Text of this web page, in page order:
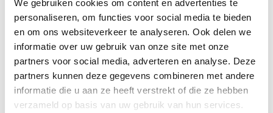
We gebruiken cookies om content en advertenties te
personaliseren, om functies voor social media te bieden
en om ons websiteverkeer te analyseren. Ook delen we
informatie over uw gebruik van onze site met onze
partners voor social media, adverteren en analyse. Deze
partners kunnen deze gegevens combineren met andere
informatie die u aan ze heeft verstrekt of die ze hebben
verzameld op basis van uw gebruik van hun services.
– Energielabel A
– Zonnepanelen
– Tuin op het zuiden